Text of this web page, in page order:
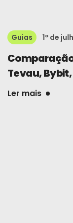
Guias 1º de
Tevau,
Ler mais